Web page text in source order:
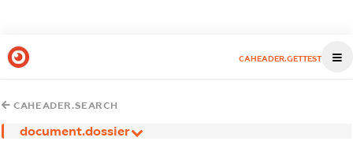
CAHEADER.GETTEST
CAHEADER.SEARCH
document.dossier